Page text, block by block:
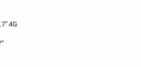
4G